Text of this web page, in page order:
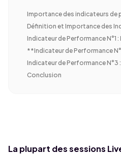
Importance des indicateurs de
Définition et Importance des
Indicateur de Performance N°1 :
**Indicateur de Performance
Indicateur de Performance N°3
Conclusion
La plupart des sessions